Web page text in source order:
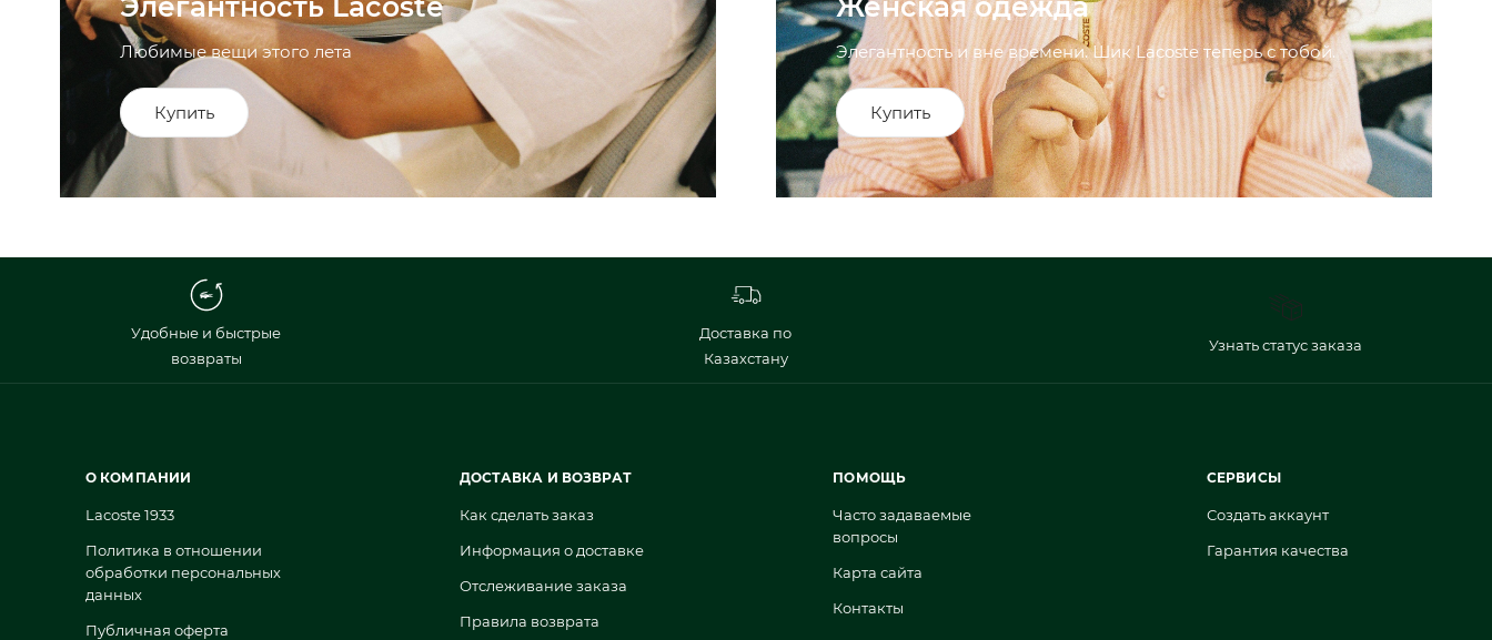
Элегантность Lacoste
Любимые вещи этого лета
Купить
Женская одежда
Элегантность и вне времени. Шик Lacoste теперь с тобой.
Купить
Удобные и быстрые
возвраты
Доставка по
Казахстану
Узнать статус заказа
О КОМПАНИИ
Lacoste 1933
Политика в отношении
обработки персональных
данных
Публичная оферта
ДОСТАВКА И ВОЗВРАТ
Как сделать заказ
Информация о доставке
Отслеживание заказа
Правила возврата
ПОМОЩЬ
Часто задаваемые
вопросы
Карта сайта
Контакты
СЕРВИСЫ
Создать аккаунт
Гарантия качества